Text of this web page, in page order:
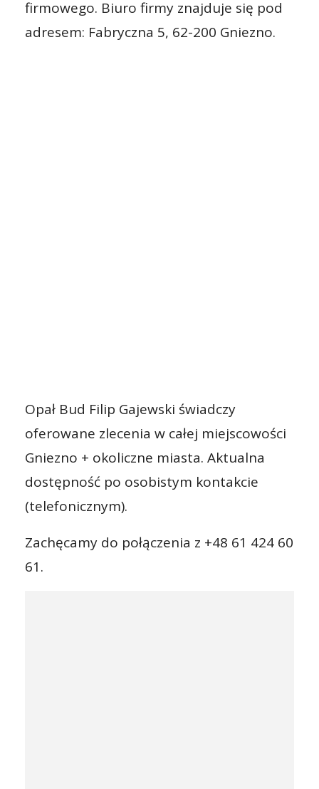
firmowego. Biuro firmy znajduje się pod
adresem: Fabryczna 5, 62-200 Gniezno.
Opał Bud Filip Gajewski świadczy
oferowane zlecenia w całej miejscowości
Gniezno + okoliczne miasta. Aktualna
dostępność po osobistym kontakcie
(telefonicznym).
Zachęcamy do połączenia z +48 61 424 60
61.